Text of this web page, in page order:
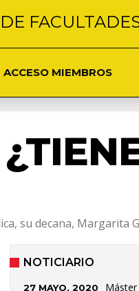
ACCESO MIEMBROS
su decana, Margarita
NOTICIARIO
27 MAYO, 2020
Máster